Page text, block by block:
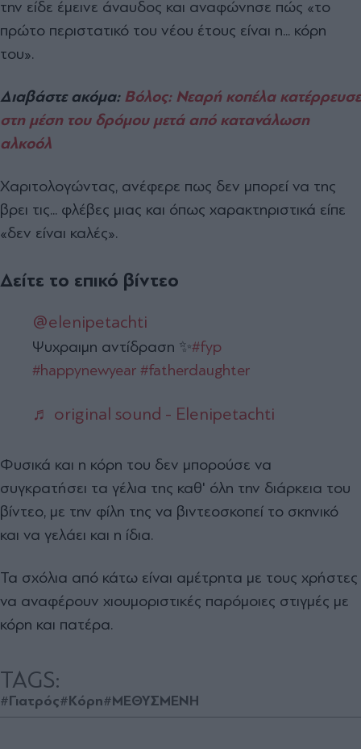
την είδε έμεινε άναυδος και αναφώνησε πώς «το
πρώτο περιστατικό του νέου έτους είναι η... κόρη
του».
Διαβάστε ακόμα:Βόλος: Νεαρή κοπέλα κατέρρευσε
στη μέση του δρόμου μετά από κατανάλωση
αλκοόλ
Χαριτολογώντας, ανέφερε πως δεν μπορεί να της
βρει τις... φλέβες μιας και όπως χαρακτηριστικά είπε
«δεν είναι καλές».
Δείτε το επικό βίντεο
@elenipetachti
Ψυχραιμη αντίδραση ✨#fyp
#happynewyear #fatherdaughter
♬ original sound - Elenipetachti
Φυσικά και η κόρη του δεν μπορούσε να
συγκρατήσει τα γέλια της καθ' όλη την διάρκεια του
βίντεο, με την φίλη της να βιντεοσκοπεί το σκηνικό
και να γελάει και η ίδια.
Τα σχόλια από κάτω είναι αμέτρητα με τους χρήστες
να αναφέρουν χιουμοριστικές παρόμοιες στιγμές με
κόρη και πατέρα.
TAGS:
#Γιατρός#Κόρη#ΜΕΘΥΣΜΕΝΗ